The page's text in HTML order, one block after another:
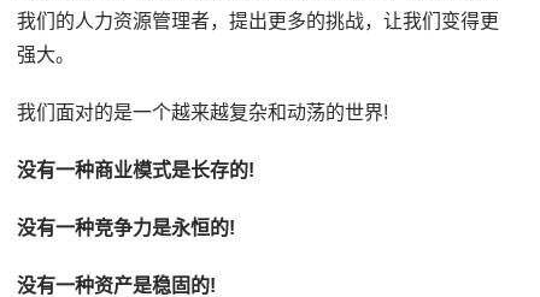
我们的人力资源管理者，提出更多的挑战，让我们变得更
强大。
我们面对的是一个越来越复杂和动荡的世界!
没有一种商业模式是长存的!
没有一种竞争力是永恒的!
没有一种资产是稳固的!